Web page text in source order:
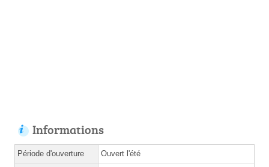
Informations
Période d'ouverture Ouvert l'été